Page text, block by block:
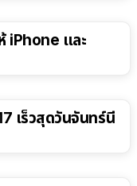
iPhone และ
เร็วสุดวันจันทร์นี้